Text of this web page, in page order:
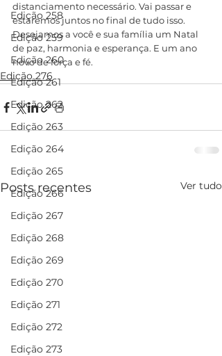
Edição 258
Edição 259
Edição 260
Edição 261
Edição 262
Edição 263
Edição 264
Edição 265
Edição 266
Edição 267
Edição 268
Edição 269
Edição 270
Edição 271
Edição 272
Edição 273
distanciamento necessário. Vai passar e
estaremos juntos no final de tudo isso.
Desejamos a você e sua família um Natal
de paz, harmonia e esperança. E um ano
novo de força e fé.
Edição 276
Posts recentes Ver tudo